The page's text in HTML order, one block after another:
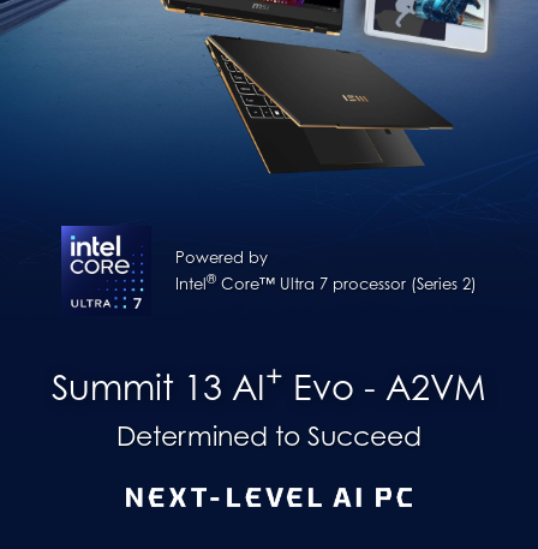
Powered by
Intel® Core™ Ultra 7 processor (Series 2)
Summit 13 AI+ Evo - A2VM
Determined to Succeed